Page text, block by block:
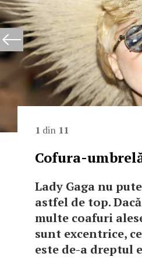
1 din 11
Cofura-
Lady Gaga nu
astfel de top.
multe coafuri
sunt excentrice,
este de-a dreptul